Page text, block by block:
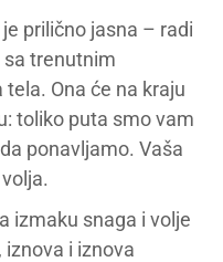
prilično jasna – radi
sa trenutnim
Ona će na kraju
toliko puta smo vam
ponavljamo. Vaša
izmaku snaga i volje
iznova i iznova